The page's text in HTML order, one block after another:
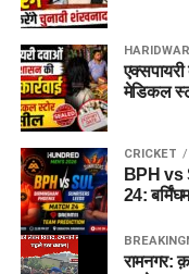
लाख का एकमुश्त ‘सेवा
है कि यह पूरी राशि पूरी
5. जीवन सुरक्षा
अग्निपथ योजना के तहत
ध्यान रखा गया है:
गैर-अंशदायी जीवन
लाख का मुफ्त
HARIDWAR
मेडिकल
CRICKET
BPH vs
24:
रामनगर: